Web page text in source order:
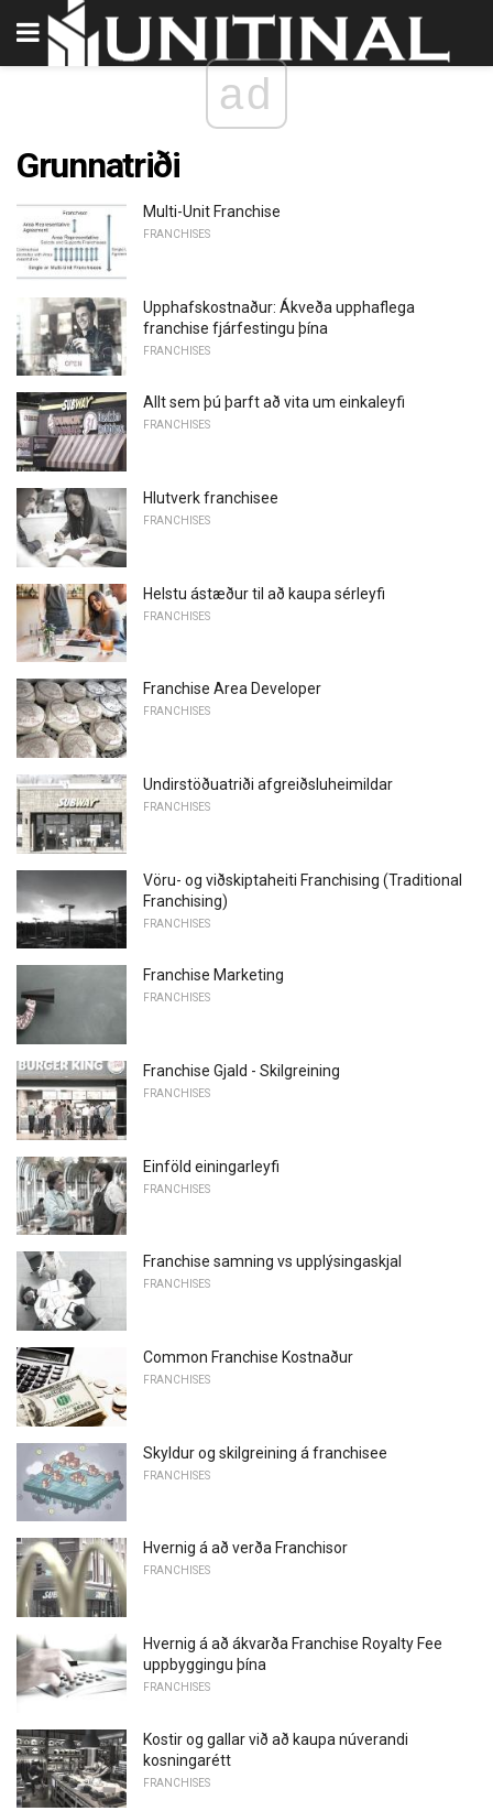
ad
Grunnatriði
Multi-Unit Franchise
FRANCHISES
Upphafskostnaður: Ákveða upphaflega
franchise fjárfestingu þína
FRANCHISES
Allt sem þú þarft að vita um einkaleyfi
FRANCHISES
Hlutverk franchisee
FRANCHISES
Helstu ástæður til að kaupa sérleyfi
FRANCHISES
Franchise Area Developer
FRANCHISES
Undirstöðuatriði afgreiðsluheimildar
FRANCHISES
Vöru- og viðskiptaheiti Franchising (Traditional
Franchising)
FRANCHISES
Franchise Marketing
FRANCHISES
Franchise Gjald - Skilgreining
FRANCHISES
Einföld einingarleyfi
FRANCHISES
Franchise samning vs upplýsingaskjal
FRANCHISES
Common Franchise Kostnaður
FRANCHISES
Skyldur og skilgreining á franchisee
FRANCHISES
Hvernig á að verða Franchisor
FRANCHISES
Hvernig á að ákvarða Franchise Royalty Fee
uppbyggingu þína
FRANCHISES
Kostir og gallar við að kaupa núverandi
kosningarétt
FRANCHISES